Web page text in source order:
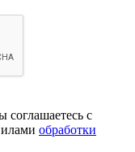
с
обработки